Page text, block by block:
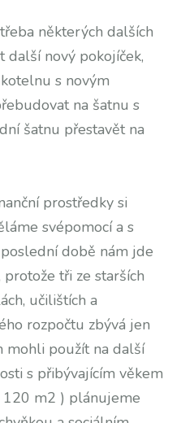
některých dalších
další nový pokojíček,
s novým
na šatnu s
šatnu přestavět na
prostředky si
svépomocí a s
době nám jde
tři ze starších
učilištích a
rozpočtu zbývá jen
mohli použít na další
s přibývajícím věkem
120 m2 ) plánujeme